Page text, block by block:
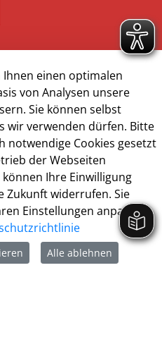
einen optimalen
von Analysen unsere
Sie können selbst
wir verwenden dürfen. Bitte
notwendige Cookies gesetzt
der Webseiten
Ihre Einwilligung
Zukunft widerrufen. Sie
Einstellungen anpassen
Alle ablehnen